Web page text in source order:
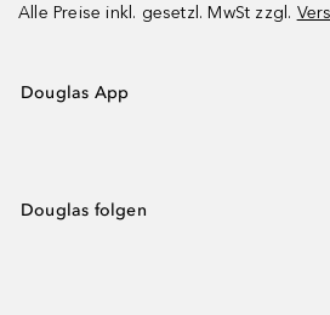
Alle Preise inkl. gesetzl. MwSt zzgl.
Douglas App
Douglas folgen